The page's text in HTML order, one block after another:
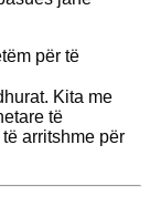
për të
Kita me
të
arritshme për